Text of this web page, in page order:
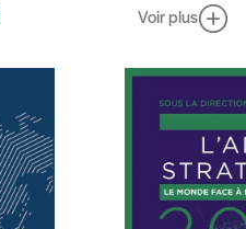
Voir plus